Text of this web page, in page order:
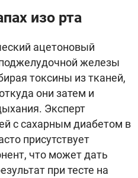
изо рта
ацетоновый
железы
токсины из тканей,
они затем и
Эксперт
с сахарным диабетом в
присутствует
что может дать
при тесте на